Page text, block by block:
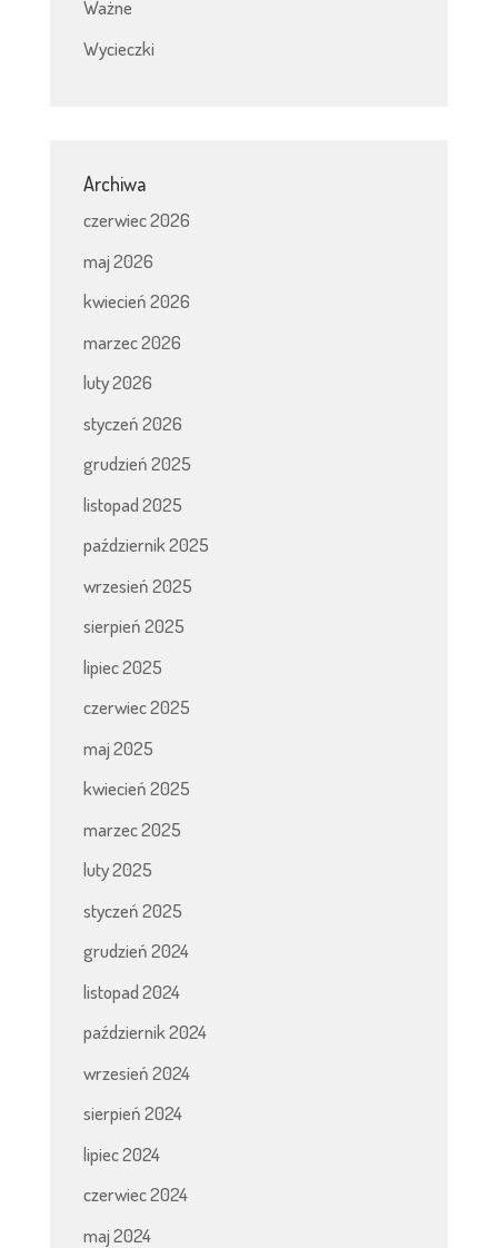
Ważne
Wycieczki
Archiwa
czerwiec 2026
maj 2026
kwiecień 2026
marzec 2026
luty 2026
styczeń 2026
grudzień 2025
listopad 2025
październik 2025
wrzesień 2025
sierpień 2025
lipiec 2025
czerwiec 2025
maj 2025
kwiecień 2025
marzec 2025
luty 2025
styczeń 2025
grudzień 2024
listopad 2024
październik 2024
wrzesień 2024
sierpień 2024
lipiec 2024
czerwiec 2024
maj 2024